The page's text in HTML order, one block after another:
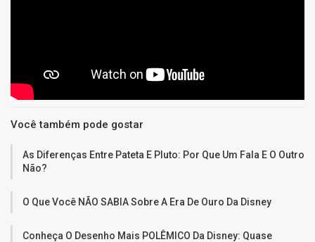
Você também pode gostar
As Diferenças Entre Pateta E Pluto: Por Que Um Fala E O Outro
Não?
O Que Você NÃO SABIA Sobre A Era De Ouro Da Disney
Conheça O Desenho Mais POLÊMICO Da Disney: Quase